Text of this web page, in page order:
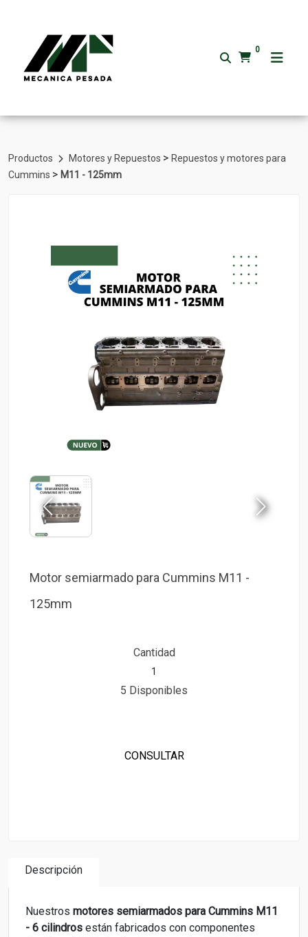
0
Productos Motores y Repuestos > Repuestos y motores para
Cummins > M11 - 125mm
Motor semiarmado para Cummins M11 -
125mm
Cantidad
5 Disponibles
CONSULTAR
Descripción
Nuestros motores semiarmados para Cummins M11
- 6 cilindros están fabricados con componentes